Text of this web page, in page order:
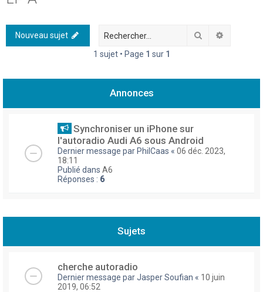
h
r
Nouveau sujet Rechercher
1 sujet • Page 1 sur 1
Annonces
Synchroniser un iPhone sur
l'autoradio Audi A6 sous Android
Dernier message par PhilCaas « 06 déc. 2023,
18:11
Publié dans A6
Réponses : 6
Sujets
cherche autoradio
Dernier message parJasper Soufian « 10 juin
2019, 06:52